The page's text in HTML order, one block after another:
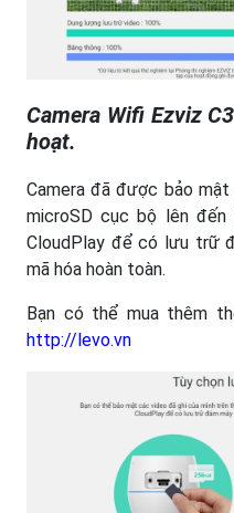
Camera Wifi Ezviz
hoạt.
Camera đã được bảo
microSD cục bộ lên đến
CloudPlay để có lưu trữ
mã hóa hoàn toàn.
Bạn có thể mua thêm
http://levo.vn